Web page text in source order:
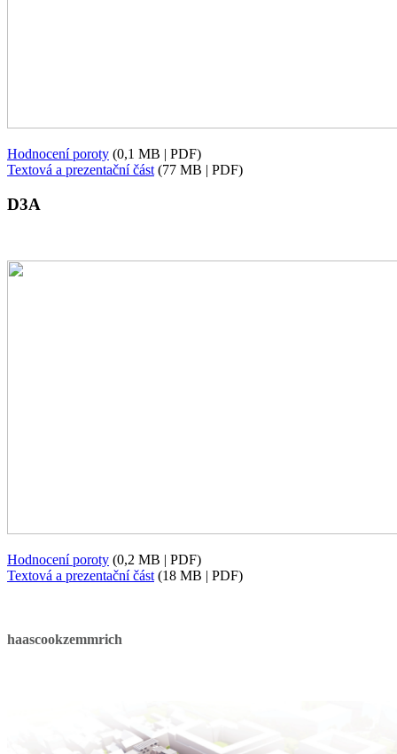
Hodnocení poroty (0,1 MB | PDF)
Textová a prezentační část (77 MB | PDF)
D3A
Hodnocení poroty (0,2 MB | PDF)
Textová a prezentační část(18 MB | PDF)
haascookzemmrich